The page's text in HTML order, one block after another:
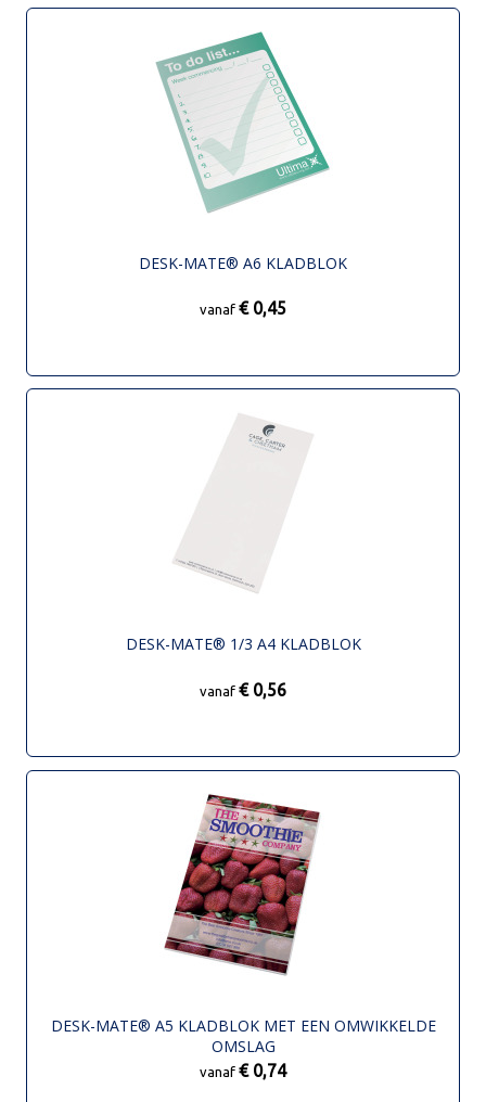
DESK-MATE® A6 KLADBLOK
vanaf € 0,45
DESK-MATE® 1/3 A4 KLADBLOK
vanaf € 0,56
DESK-MATE® A5 KLADBLOK MET EEN OMWIKKELDE
OMSLAG
vanaf € 0,74